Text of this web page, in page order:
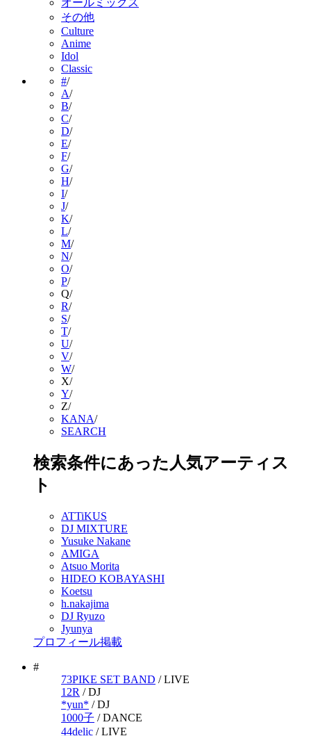
その他
Culture
Anime
Idol
Classic
#/
A/
B/
C/
D/
E/
F/
G/
H/
I/
J/
K/
L/
M/
N/
O/
P/
Q/
R/
S/
T/
U/
V/
W/
X/
Y/
Z/
KANA/
SEARCH
検索条件にあった人気アーティス
ト
ATTiKUS
DJ MIXTURE
Yusuke Nakane
AMIGA
Atsuo Morita
HIDEO KOBAYASHI
Koetsu
h.nakajima
DJ Ryuzo
Jyunya
プロフィール掲載
#
73PIKE SET BAND /LIVE
12R /DJ
*yun* /DJ
1000子 /DANCE
44delic /LIVE